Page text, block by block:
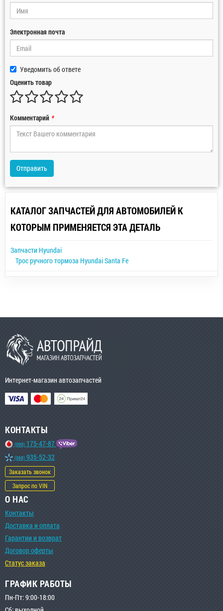
Электронная почта
Уведомить об ответе
Оценить товар
Комментарий *
Отправить
КАТАЛОГ ЗАПЧАСТЕЙ ДЛЯ АВТОМОБИЛЕЙ К
КОТОРЫМ ПРИМЕНЯЕТСЯ ЭТА ДЕТАЛЬ
Запчасти Hyundai
Трос ручного тормоза Hyundai Santa Fe
Интернет-магазин автозапчастей
КОНТАКТЫ
(099) 175-47-87
(068) 935-52-32
Заказать звонок
Запрос по VIN
О НАС
Контакты
Доставка и оплата
Гарантии и возврат
Договор оферты
Статус заказа
ГРАФИК РАБОТЫ
Пн-Пт: 9:00-18:00